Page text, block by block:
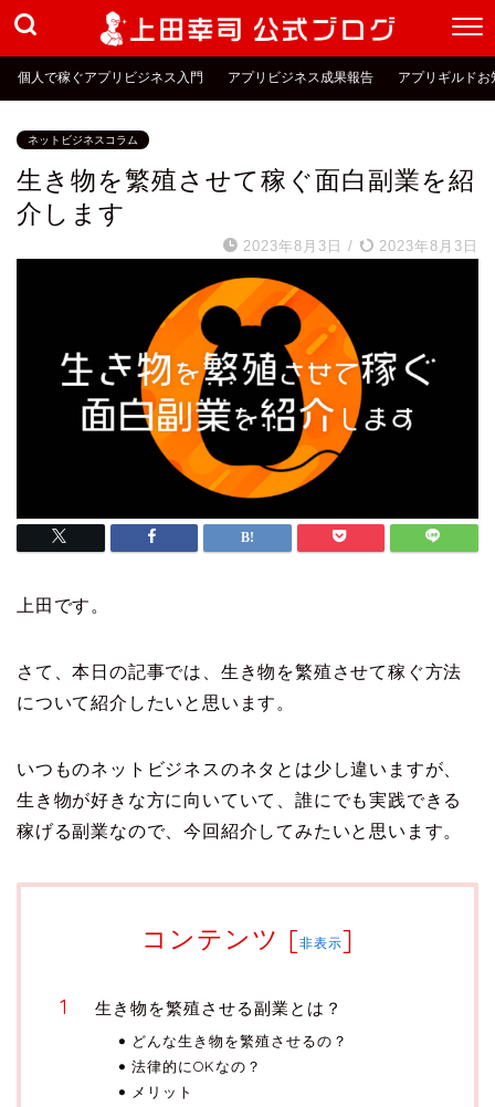
個人で稼ぐアプリビジネス入門 アプリビジネス成果報告 アプリギルドお
ネットビジネスコラム
生き物を繁殖させて稼ぐ面白副業を紹
介します
2023年8月3日 / 2023年8月3日
上田です。
さて、本日の記事では、生き物を繁殖させて稼ぐ方法
について紹介したいと思います。
いつものネットビジネスのネタとは少し違いますが、
生き物が好きな方に向いていて、誰にでも実践できる
稼げる副業なので、今回紹介してみたいと思います。
コンテンツ [非表示]
生き物を繁殖させる副業とは？
どんな生き物を繁殖させるの？
法律的にOKなの？
メリット